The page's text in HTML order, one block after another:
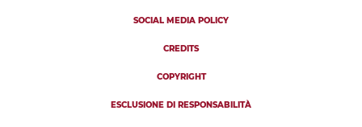
SOCIAL MEDIA POLICY
CREDITS
COPYRIGHT
ESCLUSIONE DI RESPONSABILITÀ